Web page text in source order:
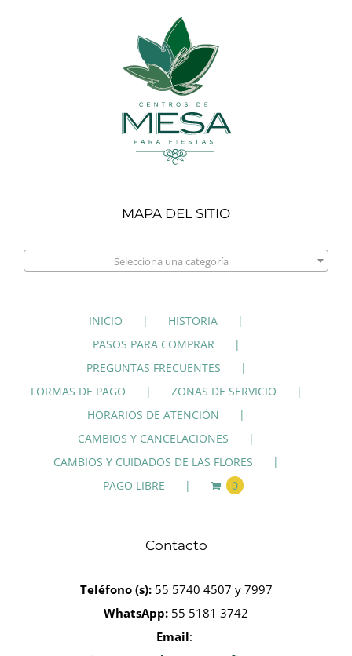
MAPA DEL SITIO
Selecciona una categoría
INICIO
HISTORIA
PASOS PARA COMPRAR
PREGUNTAS FRECUENTES
FORMAS DE PAGO
ZONAS DE SERVICIO
HORARIOS DE ATENCIÓN
CAMBIOS Y CANCELACIONES
CAMBIOS Y CUIDADOS DE LAS FLORES
PAGO LIBRE
0
Contacto
Teléfono (s):55 5740 4507 y 7997
WhatsApp: 55 5181 3742
Email: